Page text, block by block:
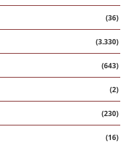
(36)
(3.330)
(643)
(2)
(230)
(16)